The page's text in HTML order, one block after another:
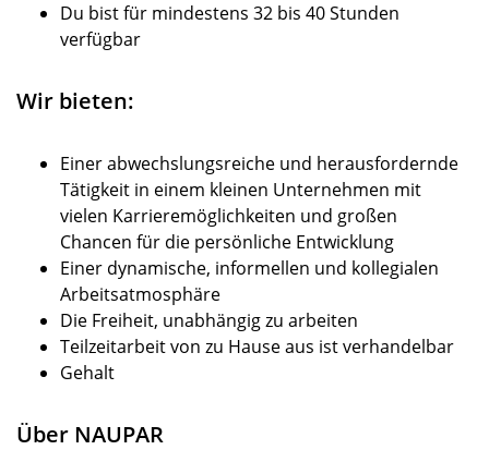
Du bist für mindestens 32 bis 40 Stunden
verfügbar
Wir bieten:
Einer abwechslungsreiche und herausfordernde
Tätigkeit in einem kleinen Unternehmen mit
vielen Karrieremöglichkeiten und großen
Chancen für die persönliche Entwicklung
Einer dynamische, informellen und kollegialen
Arbeitsatmosphäre
Die Freiheit, unabhängig zu arbeiten
Teilzeitarbeit von zu Hause aus ist verhandelbar
Gehalt
Über NAUPAR